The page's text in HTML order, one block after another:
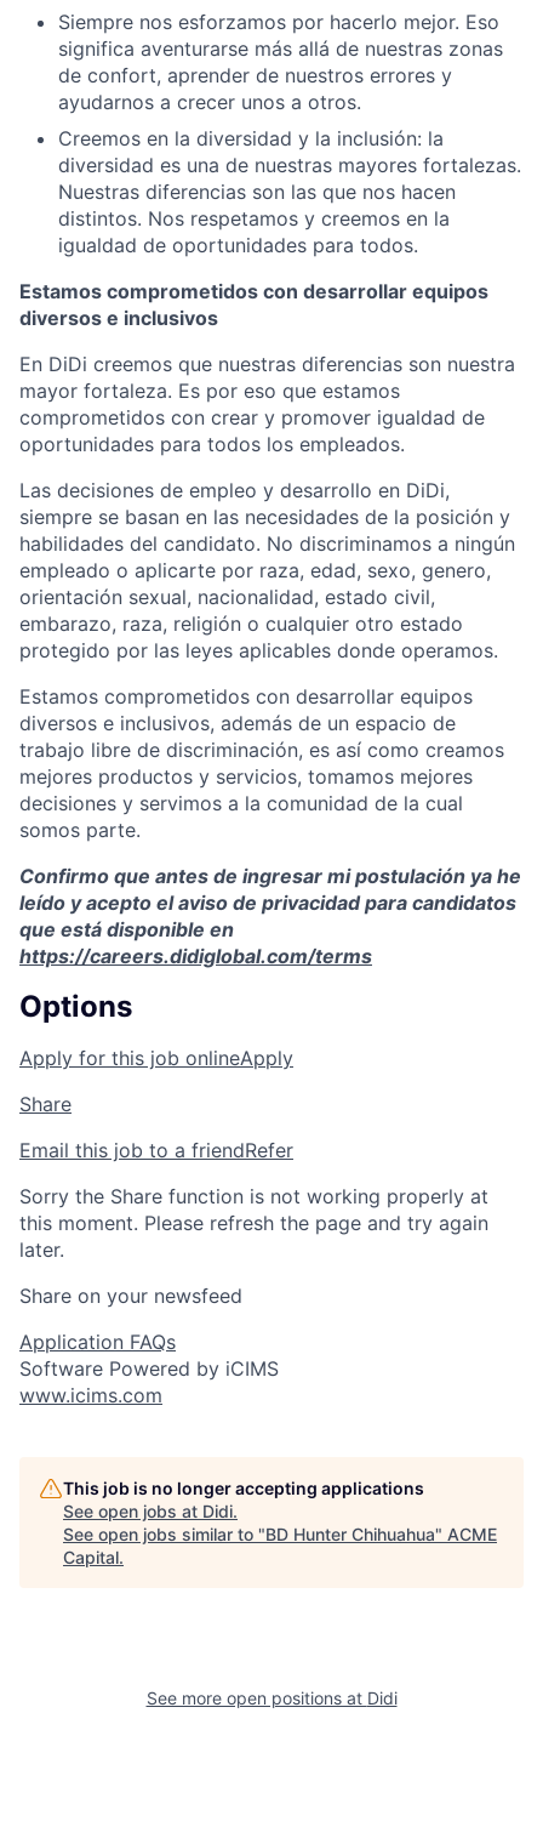
Siempre nos esforzamos por hacerlo mejor. Eso
significa aventurarse más allá de nuestras zonas
de confort, aprender de nuestros errores y
ayudarnos a crecer unos a otros.
Creemos en la diversidad y la inclusión: la
diversidad es una de nuestras mayores fortalezas.
Nuestras diferencias son las que nos hacen
distintos. Nos respetamos y creemos en la
igualdad de oportunidades para todos.
Estamos comprometidos con desarrollar equipos
diversos e inclusivos
En DiDi creemos que nuestras diferencias son nuestra
mayor fortaleza. Es por eso que estamos
comprometidos con crear y promover igualdad de
oportunidades para todos los empleados.
Las decisiones de empleo y desarrollo en DiDi,
siempre se basan en las necesidades de la posición y
habilidades del candidato. No discriminamos a ningún
empleado o aplicarte por raza, edad, sexo, genero,
orientación sexual, nacionalidad, estado civil,
embarazo, raza, religión o cualquier otro estado
protegido por las leyes aplicables donde operamos.
Estamos comprometidos con desarrollar equipos
diversos e inclusivos, además de un espacio de
trabajo libre de discriminación, es así como creamos
mejores productos y servicios, tomamos mejores
decisiones y servimos a la comunidad de la cual
somos parte.
Confirmo que antes de ingresar mi postulación ya he
leído y acepto el aviso de privacidad para candidatos
que está disponible en
https://careers.didiglobal.com/terms
Options
Apply for this job onlineApply
Share
Email this job to a friendRefer
Sorry the Share function is not working properly at
this moment. Please refresh the page and try again
later.
Share on your newsfeed
Application FAQs
Software Powered by iCIMS
www.icims.com
This job is no longer accepting applications
See open jobs at Didi.
See open jobs similar to "BD Hunter Chihuahua" ACME
Capital.
See more open positions at Didi